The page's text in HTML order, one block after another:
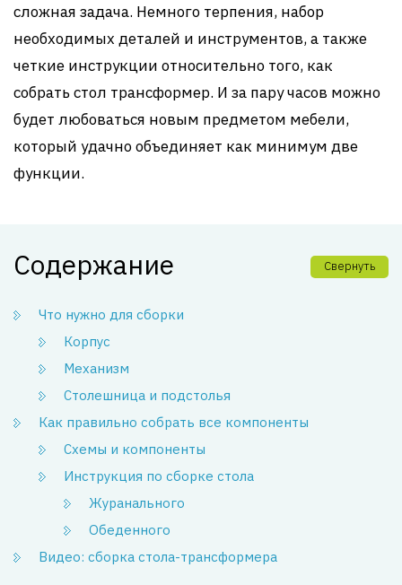
сложная задача. Немного терпения, набор
необходимых деталей и инструментов, а также
четкие инструкции относительно того, как
собрать стол трансформер. И за пару часов можно
будет любоваться новым предметом мебели,
который удачно объединяет как минимум две
функции.
Содержание Свернуть
Что нужно для сборки
Корпус
Механизм
Столешница и подстолья
Как правильно собрать все компоненты
Схемы и компоненты
Инструкция по сборке стола
Журанального
Обеденного
Видео: сборка стола-трансформера